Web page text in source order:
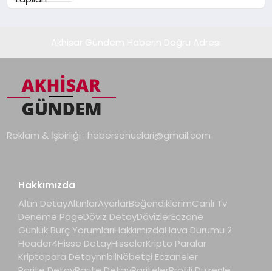
Reklam & İşbirliği : habersonuclari@gmail.com
Hakkımızda
Altın DetayAltınlarAyarlarBeğendiklerimCanlı Tv
Deneme PageDöviz DetayDövizlerEczane
Günlük Burç YorumlarıHakkımızdaHava Durumu 2
Header4Hisse DetayHisselerKripto Paralar
Kriptopara DetaynnbilNöbetçi Eczaneler